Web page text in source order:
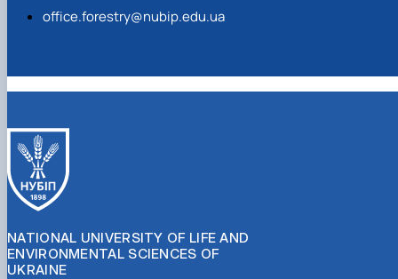
office.forestry@nubip.edu.ua
NATIONAL UNIVERSITY OF LIFE AND
ENVIRONMENTAL SCIENCES OF
UKRAINE